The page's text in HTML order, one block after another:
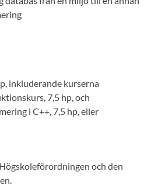
inkluderande kurserna
7,5 hp, och
i C++, 7,5 hp, eller
och den